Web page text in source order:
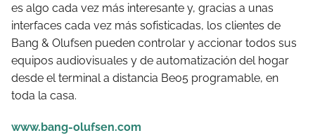
es algo cada vez más interesante y, gracias a unas
interfaces cada vez más sofisticadas, los clientes de
Bang & Olufsen pueden controlar y accionar todos sus
equipos audiovisuales y de automatización del hogar
desde el terminal a distancia Beo5 programable, en
toda la casa.
www.bang-olufsen.com